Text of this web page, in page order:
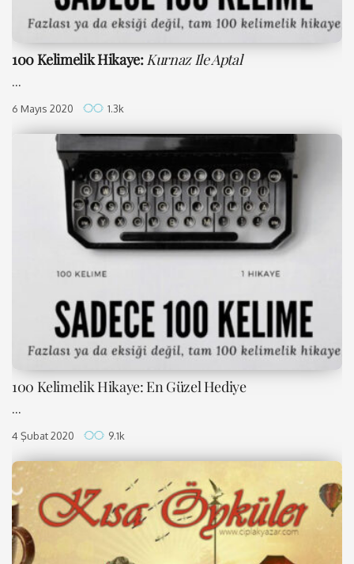
100 Kelimelik Hikaye: Kurnaz Ile Aptal
...
6 Mayıs 2020 1.3k
100 Kelimelik Hikaye: En Güzel Hediye
...
4 Şubat 2020 9.1k